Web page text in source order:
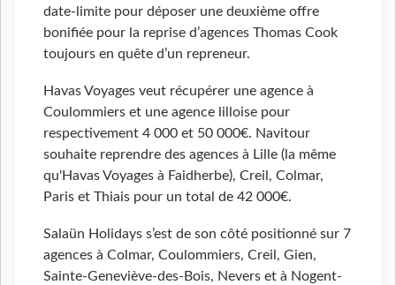
date-limite pour déposer une deuxième offre
bonifiée pour la reprise d’agences Thomas Cook
toujours en quête d’un repreneur.
Havas Voyages veut récupérer une agence à
Coulommiers et une agence lilloise pour
respectivement 4 000 et 50 000€. Navitour
souhaite reprendre des agences à Lille (la même
qu'Havas Voyages à Faidherbe), Creil, Colmar,
Paris et Thiais pour un total de 42 000€.
Salaün Holidays s’est de son côté positionné sur 7
agences à Colmar, Coulommiers, Creil, Gien,
Sainte-Geneviève-des-Bois, Nevers et à Nogent-